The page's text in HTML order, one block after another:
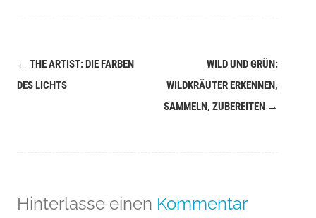
Navigation
← THE ARTIST: DIE FARBEN
DES LICHTS
WILD UND GRÜN:
WILDKRÄUTER ERKENNEN,
SAMMELN, ZUBEREITEN →
Hinterlasse einen Kommentar